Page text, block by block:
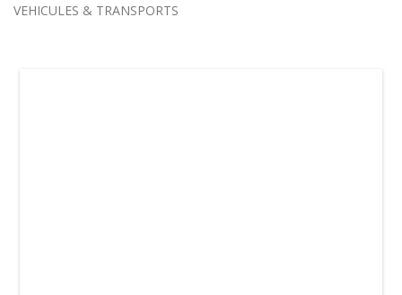
VEHICULES & TRANSPORTS